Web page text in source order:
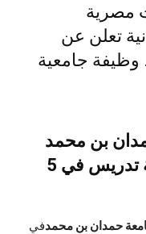
8 جامعات مصرية
تعلن عن
وظيفة جامعية
بن محمد
تعلن عن حاجتها لأعضاء هيئة تدريس في 5
حمدان بن محمدفي